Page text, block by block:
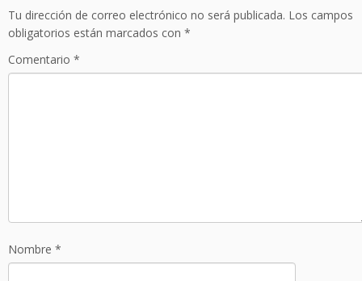
Tu dirección de correo electrónico no será publicada. Los campos
obligatorios están marcados con *
Comentario *
Nombre *